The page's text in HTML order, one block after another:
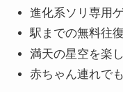
進化系ソリ専用
駅までの無料往
満天の星空を楽
赤ちゃん連れで